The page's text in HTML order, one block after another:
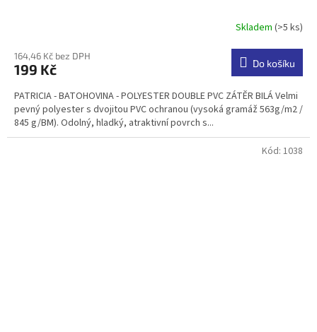
produktu
je
z
5
hvězdiček.
Skladem(>5 ks)
164,46 Kč bez DPH
199 Kč Do košíku
PATRICIA - BATOHOVINA - POLYESTER DOUBLE PVC ZÁTĚR BILÁ Velmi
pevný polyester s dvojitou PVC ochranou (vysoká gramáž 563g/m2 /
845 g/BM). Odolný, hladký, atraktivní povrch s...
Kód: 1038